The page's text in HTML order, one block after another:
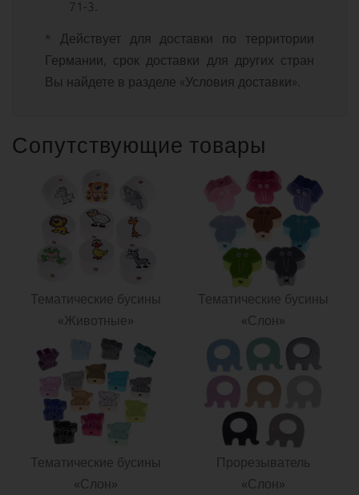
71-3.
* Действует для доставки по территории
Германии, срок доставки для других стран
Вы найдете в разделе «Условия доставки».
Сопутствующие товары
Тематические бусины
«Животные»
Тематические бусины
«Слон»
Тематические бусины
«Слон»
Прорезыватель
«Слон»